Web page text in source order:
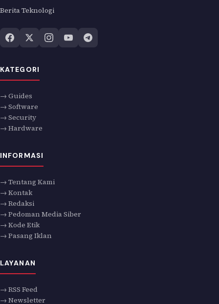
Berita Teknologi
KATEGORI
→ Guides
→ Software
→ Security
→ Hardware
INFORMASI
→ Tentang Kami
→ Kontak
→ Redaksi
→ Pedoman Media Siber
→ Kode Etik
→ Pasang Iklan
LAYANAN
→ RSS Feed
→ Newsletter